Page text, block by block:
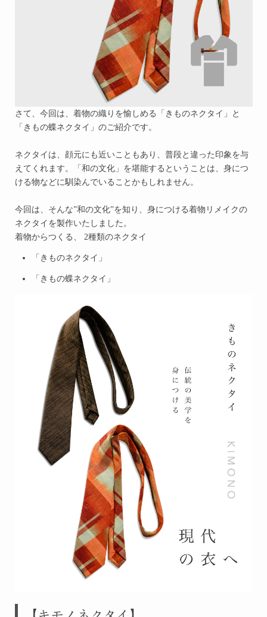
さて、今回は、着物の織りを愉しめる「きものネクタイ」と
「きもの蝶ネクタイ」のご紹介です。
ネクタイは、顔元にも近いこともあり、普段と違った印象を与
えてくれます。
「和の文化」を堪能するということは、身につ
ける物などに馴染んでいることかもしれません。
今回は、そんな”和の文化”を知り、身につける着物リメイクの
ネクタイを製作いたしました。
着物からつくる、
2種類のネクタイ
「きものネクタイ」
「きもの蝶ネクタイ」